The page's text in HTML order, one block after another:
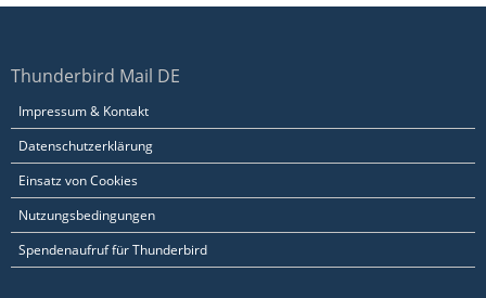
Thunderbird Mail DE
Impressum & Kontakt
Datenschutzerklärung
Einsatz von Cookies
Nutzungsbedingungen
Spendenaufruf für Thunderbird